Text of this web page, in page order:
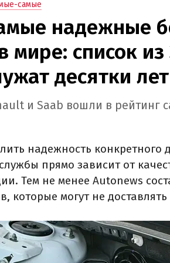
самые
надежные
мире: список
десятки лет
и Saab вошли в рейтинг
надежность конкретного
прямо зависит от
Тем не менее Autonews
которые могут не